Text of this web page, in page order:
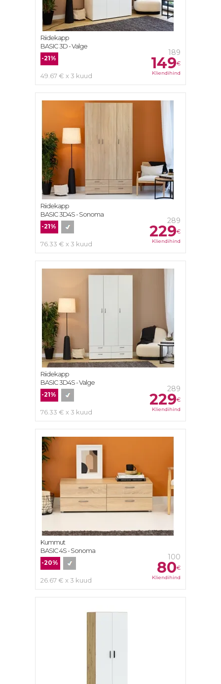
189
149€
Kliendihind
-21%
49.67 € x 3 kuud
Riidekapp
BASIC 3D - Valge
289
229€
Kliendihind
-21%
76.33 € x 3 kuud
Riidekapp
BASIC 3D4S - Sonoma
289
229€
Kliendihind
-21%
76.33 € x 3 kuud
Riidekapp
BASIC 3D4S - Valge
100
80€
Kliendihind
-20%
26.67 € x 3 kuud
Kummut
BASIC 4S - Sonoma